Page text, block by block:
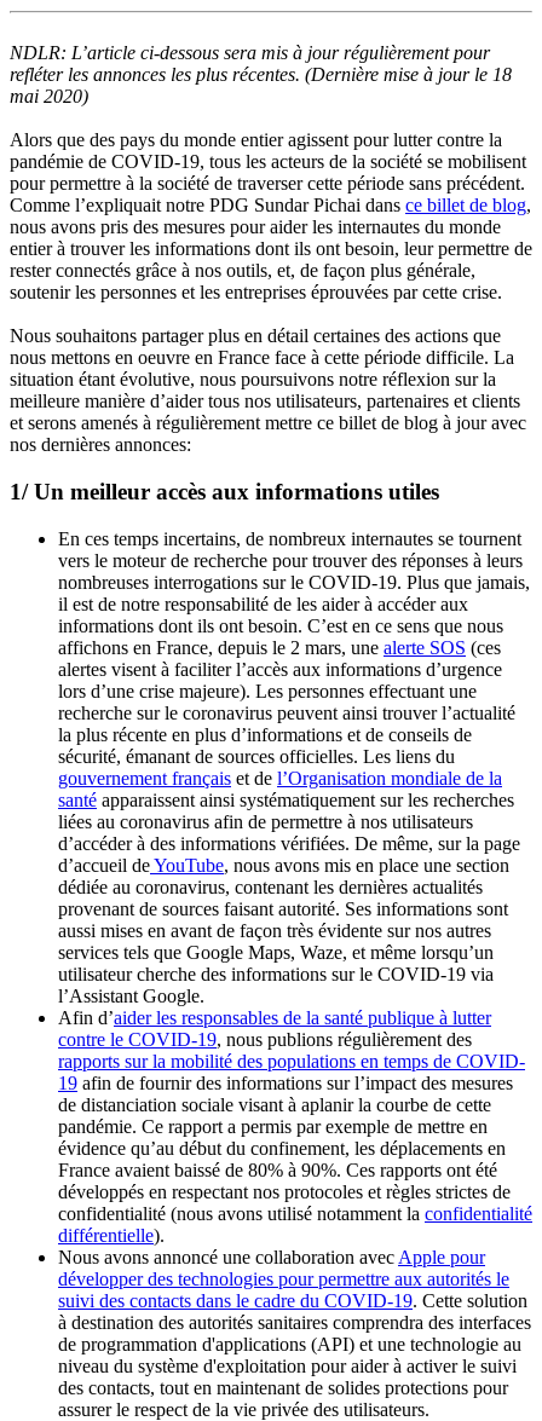
NDLR: L’article ci-dessous sera mis à jour régulièrement pour
refléter les annonces les plus récentes. (Dernière mise à jour le 18
mai 2020)
Alors que des pays du monde entier agissent pour lutter contre la
pandémie de COVID-19, tous les acteurs de la société se mobilisent
pour permettre à la société de traverser cette période sans précédent.
Comme l’expliquait notre PDG Sundar Pichai dans ce billet de blog,
nous avons pris des mesures pour aider les internautes du monde
entier à trouver les informations dont ils ont besoin, leur permettre de
rester connectés grâce à nos outils, et, de façon plus générale,
soutenir les personnes et les entreprises éprouvées par cette crise.
Nous souhaitons partager plus en détail certaines des actions que
nous mettons en oeuvre en France face à cette période difficile. La
situation étant évolutive, nous poursuivons notre réflexion sur la
meilleure manière d’aider tous nos utilisateurs, partenaires et clients
et serons amenés à régulièrement mettre ce billet de blog à jour avec
nos dernières annonces:
1/ Un meilleur accès aux informations utiles
En ces temps incertains, de nombreux internautes se tournent
vers le moteur de recherche pour trouver des réponses à leurs
nombreuses interrogations sur le COVID-19. Plus que jamais,
il est de notre responsabilité de les aider à accéder aux
informations dont ils ont besoin. C’est en ce sens que nous
affichons en France, depuis le 2 mars, une alerte SOS (ces
alertes visent à faciliter l’accès aux informations d’urgence
lors d’une crise majeure). Les personnes effectuant une
recherche sur le coronavirus peuvent ainsi trouver l’actualité
la plus récente en plus d’informations et de conseils de
sécurité, émanant de sources officielles. Les liens du
gouvernement français et de l’Organisation mondiale de la
santé apparaissent ainsi systématiquement sur les recherches
liées au coronavirus afin de permettre à nos utilisateurs
d’accéder à des informations vérifiées. De même, sur la page
d’accueil deYouTube, nous avons mis en place une section
dédiée au coronavirus, contenant les dernières actualités
provenant de sources faisant autorité. Ses informations sont
aussi mises en avant de façon très évidente sur nos autres
services tels que Google Maps, Waze, et même lorsqu’un
utilisateur cherche des informations sur le COVID-19 via
l’Assistant Google.
Afin d’aider les responsables de la santé publique à lutter
contre le COVID-19, nous publions régulièrement des
rapports sur la mobilité des populations en temps de COVID-
19 afin de fournir des informations sur l’impact des mesures
de distanciation sociale visant à aplanir la courbe de cette
pandémie. Ce rapport a permis par exemple de mettre en
évidence qu’au début du confinement, les déplacements en
France avaient baissé de 80% à 90%. Ces rapports ont été
développés en respectant nos protocoles et règles strictes de
confidentialité (nous avons utilisé notamment la confidentialité
différentielle).
Nous avons annoncé une collaboration avec Apple pour
développer des technologies pour permettre aux autorités le
suivi des contacts dans le cadre du COVID-19. Cette solution
à destination des autorités sanitaires comprendra des interfaces
de programmation d'applications (API) et une technologie au
niveau du système d'exploitation pour aider à activer le suivi
des contacts, tout en maintenant de solides protections pour
assurer le respect de la vie privée des utilisateurs.